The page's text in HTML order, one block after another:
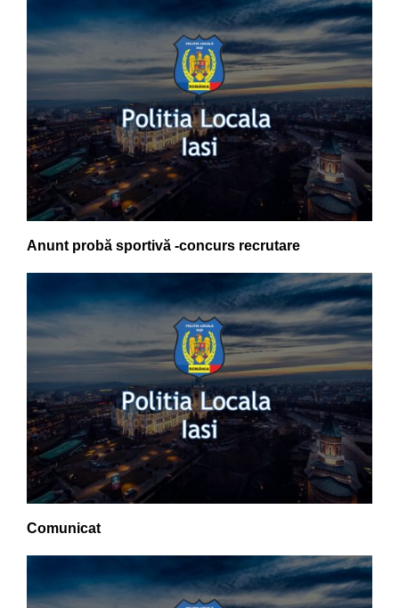
Anunt probă sportivă -concurs recrutare
Comunicat